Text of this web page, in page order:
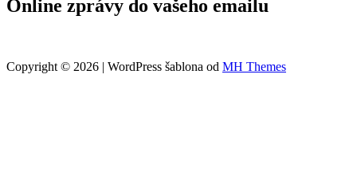
Online zprávy do vašeho emailu
Copyright © 2026 | WordPress šablona od MH Themes